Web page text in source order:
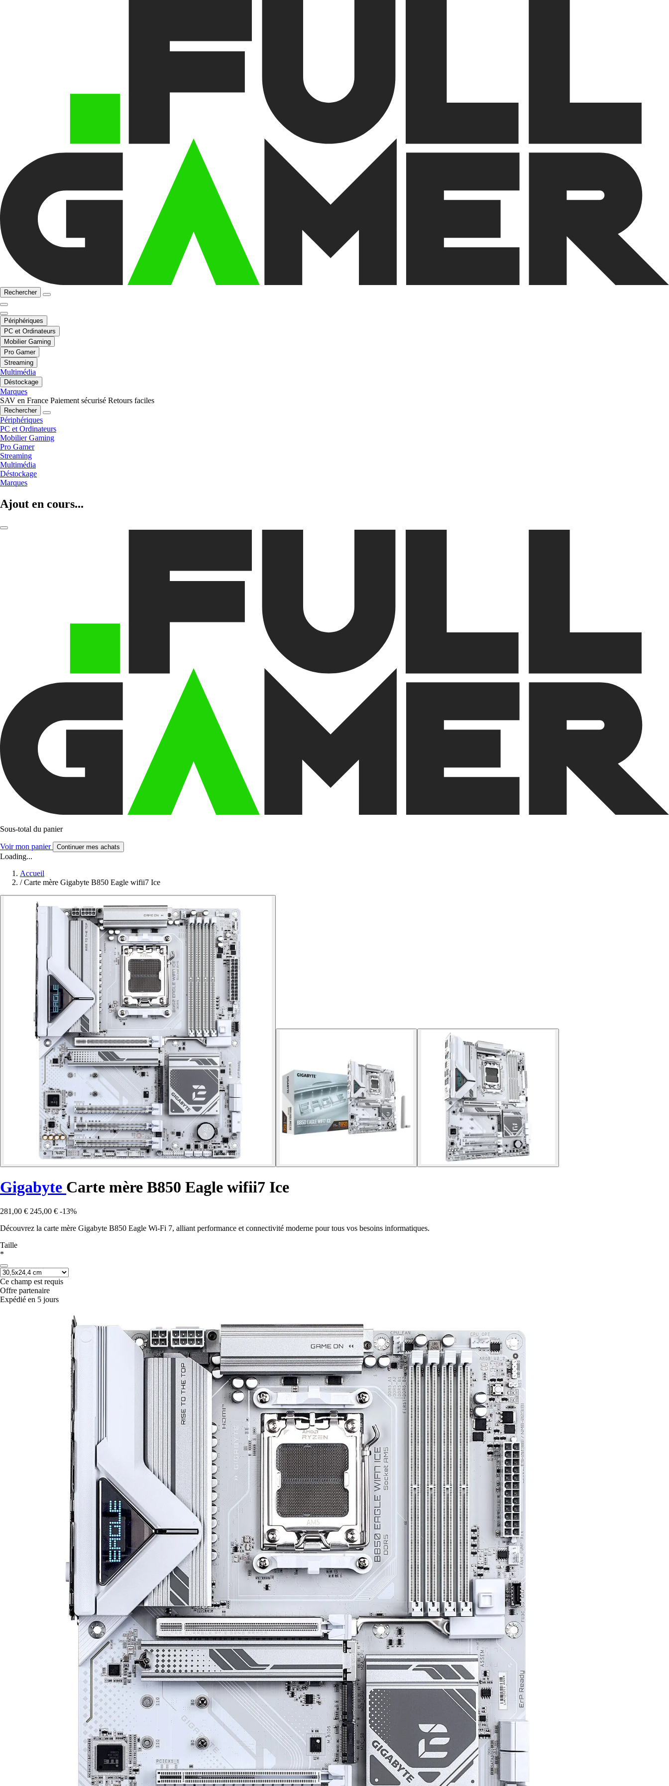
Rechercher
Périphériques
PC et Ordinateurs
Mobilier Gaming
Pro Gamer
Streaming
Multimédia
Déstockage
Marques
SAV en France Paiement sécurisé Retours faciles
Rechercher
Périphériques
PC et Ordinateurs
Mobilier Gaming
Pro Gamer
Streaming
Multimédia
Déstockage
Marques
Ajout en cours...
Sous-total du panier
Voir mon panier Continuer mes achats
Loading...
Accueil
/ Carte mère Gigabyte B850 Eagle wifii7 Ice
Gigabyte Carte mère B850 Eagle wifii7 Ice
281,00 € 245,00 € -13%
Découvrez la carte mère Gigabyte B850 Eagle Wi-Fi 7, alliant performance et connectivité moderne pour tous vos besoins informatiques.
Taille
*
Ce champ est requis
Offre partenaire
Expédié en 5 jours